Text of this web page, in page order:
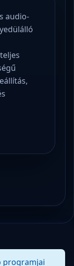
audio-
programjai